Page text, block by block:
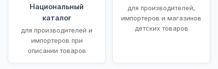
Национальный
каталог
для производителей и
импортеров при
описании товаров
для производителей,
импортеров и магазинов
детских товаров